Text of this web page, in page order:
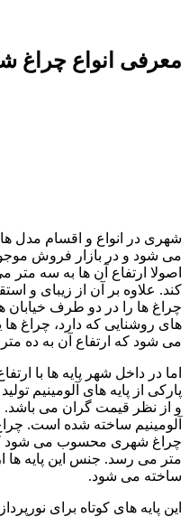
انواع چراغ
در انواع و اقسام مدل
شود و در بازار فروش
ارتفاع آن ها به سه
علاوه بر آن از زیبای و
ها را در دو طرف خیابان
روشنایی که دارد، چراغ ها یی
شود که ارتفاع آن به ده
در داخل شهر پایه ها با
از پایه های آلومینیم
از نظر قیمت گران می باشد.
ساخته شده است. چراغ
شهری محسوب می شود که
می رسد. جنس این پایه ها از
می شود.
پایه های کوتاه برای